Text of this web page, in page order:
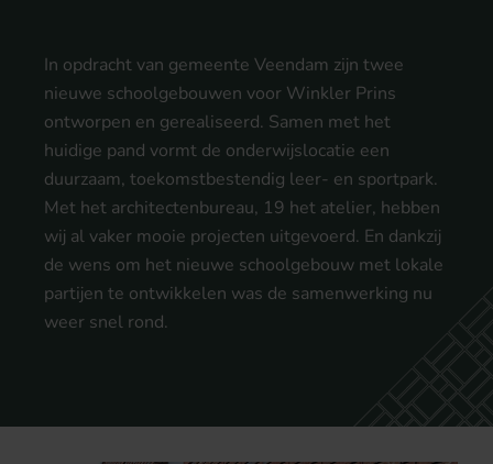
In opdracht van gemeente Veendam zijn twee
nieuwe schoolgebouwen voor Winkler Prins
ontworpen en gerealiseerd. Samen met het
huidige pand vormt de onderwijslocatie een
duurzaam, toekomstbestendig leer- en sportpark.
Met het architectenbureau, 19 het atelier, hebben
wij al vaker mooie projecten uitgevoerd. En dankzij
de wens om het nieuwe schoolgebouw met lokale
partijen te ontwikkelen was de samenwerking nu
weer snel rond.